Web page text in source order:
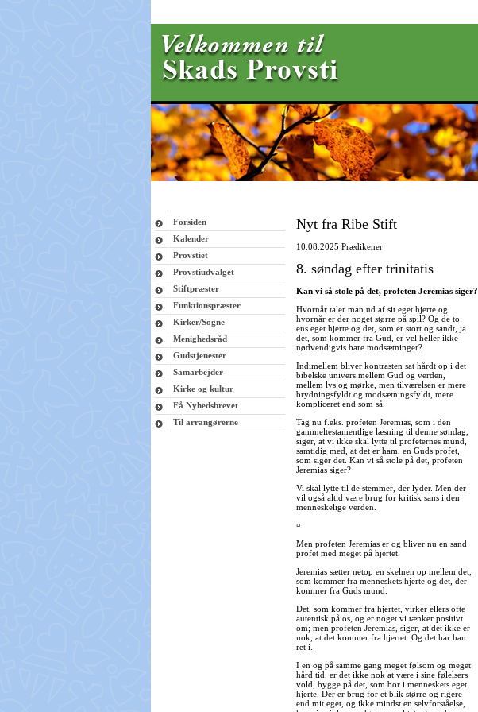
Forsiden
Kalender
Provstiet
Provstiudvalget
Stiftpræster
Funktionspræster
Kirker/Sogne
Menighedsråd
Gudstjenester
Samarbejder
Kirke og kultur
Få Nyhedsbrevet
Til arrangørerne
Nyt fra Ribe Stift
10.08.2025 Prædikener
8. søndag efter trinitatis
Kan vi så stole på det, profeten Jeremias siger?
Hvornår taler man ud af sit eget hjerte og
hvornår er der noget større på spil? Og de to:
ens eget hjerte og det, som er stort og sandt, ja
det, som kommer fra Gud, er vel heller ikke
nødvendigvis bare modsætninger?
Indimellem bliver kontrasten sat hårdt op i det
bibelske univers mellem Gud og verden,
mellem lys og mørke, men tilværelsen er mere
brydningsfyldt og modsætningsfyldt, mere
kompliceret end som så.
Tag nu f.eks. profeten Jeremias, som i den
gammeltestamentlige læsning til denne søndag,
siger, at vi ikke skal lytte til profeternes mund,
samtidig med, at det er ham, en Guds profet,
som siger det. Kan vi så stole på det, profeten
Jeremias siger?
Vi skal lytte til de stemmer, der lyder. Men der
vil også altid være brug for kritisk sans i den
menneskelige verden.
¤
Men profeten Jeremias er og bliver nu en sand
profet med meget på hjertet.
Jeremias sætter netop en skelnen op mellem det,
som kommer fra menneskets hjerte og det, der
kommer fra Guds mund.
Det, som kommer fra hjertet, virker ellers ofte
autentisk på os, og er noget vi tænker positivt
om; men profeten Jeremias, siger, at det ikke er
nok, at det kommer fra hjertet. Og det har han
ret i.
I en og på samme gang meget følsom og meget
hård tid, er det ikke nok at være i sine følelsers
vold, bygge på det, som bor i menneskets eget
hjerte. Der er brug for et blik større og rigere
end mit eget, og ikke mindst en selvforståelse,